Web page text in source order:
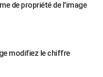
de propriété de l'image
modifiez le chiffre